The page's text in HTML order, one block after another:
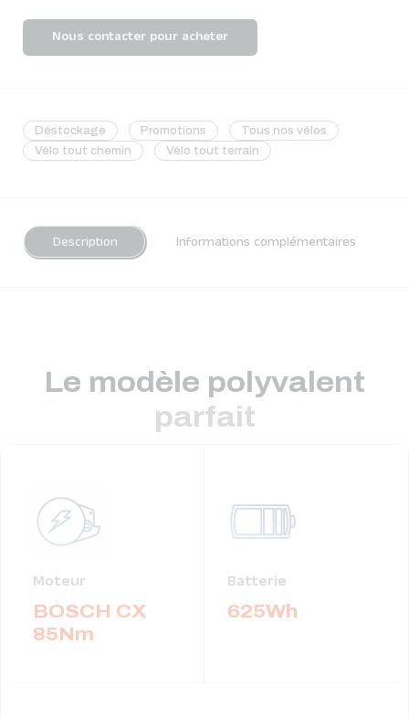
Nous contacter pour acheter
Déstockage Promotions
Tous nos vélos
Vélo tout chemin
Vélo tout terrain
Description Informations complémentaires
Le modèle polyvalent
parfait
Moteur
BOSCH CX
85Nm
Batterie
625Wh